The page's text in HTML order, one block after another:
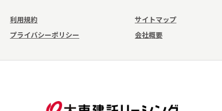
利用規約
サイトマップ
プライバシーポリシー
会社概要